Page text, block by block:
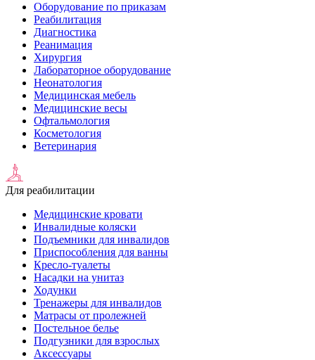
Оборудование по приказам
Реабилитация
Диагностика
Реанимация
Хирургия
Лабораторное оборудование
Неонатология
Медицинская мебель
Медицинские весы
Офтальмология
Косметология
Ветеринария
Для реабилитации
Медицинские кровати
Инвалидные коляски
Подъемники для инвалидов
Приспособления для ванны
Кресло-туалеты
Насадки на унитаз
Ходунки
Тренажеры для инвалидов
Матрасы от пролежней
Постельное белье
Подгузники для взрослых
Аксессуары